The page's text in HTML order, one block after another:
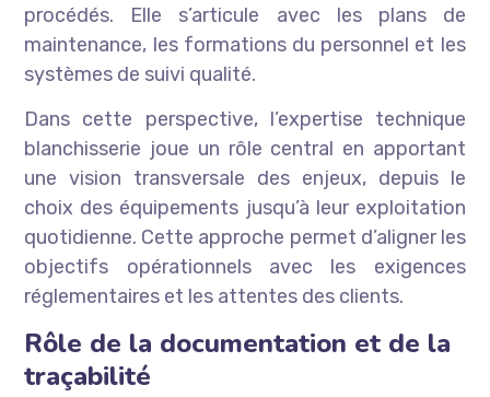
procédés. Elle s’articule avec les plans de
maintenance, les formations du personnel et les
systèmes de suivi qualité.
Dans cette perspective, l’expertise technique
blanchisserie joue un rôle central en apportant
une vision transversale des enjeux, depuis le
choix des équipements jusqu’à leur exploitation
quotidienne. Cette approche permet d’aligner les
objectifs opérationnels avec les exigences
réglementaires et les attentes des clients.
Rôle de la documentation et de la
traçabilité